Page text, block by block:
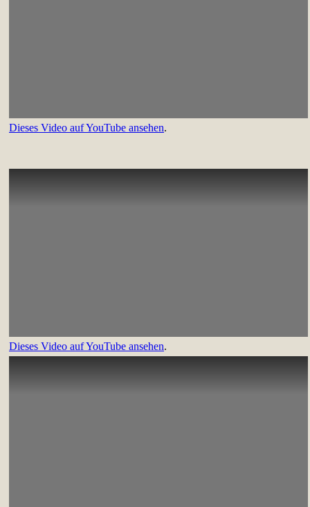
Dieses Video auf YouTube ansehen.
Dieses Video auf YouTube ansehen.